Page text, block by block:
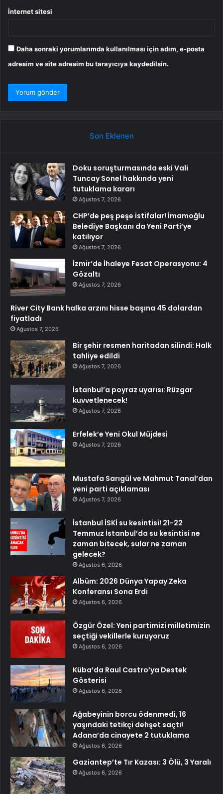
İnternet sitesi
Daha sonraki yorumlarımda kullanılması için adım, e-posta
adresim ve site adresim bu tarayıcıya kaydedilsin.
Son Eklenen
Doku soruşturmasında eski Vali
Tuncay Sonel hakkında yeni
tutuklama kararı
Ağustos 7, 2026
CHP’de peş peşe istifalar! İmamoğlu
Belediye Başkanı da Yeni Parti’ye
katılıyor
Ağustos 7, 2026
İzmir’de İhaleye Fesat Operasyonu: 4
Gözaltı
Ağustos 7, 2026
River City Bank halka arzını hisse başına 45 dolardan
fiyatladı
Ağustos 7, 2026
Bir şehir resmen haritadan silindi: Halk
tahliye edildi
Ağustos 7, 2026
İstanbul’a poyraz uyarısı: Rüzgar
kuvvetlenecek!
Ağustos 7, 2026
Erfelek’e Yeni Okul Müjdesi
Ağustos 7, 2026
Mustafa Sarıgül ve Mahmut Tanal’dan
yeni parti açıklaması
Ağustos 7, 2026
İstanbul İSKİ su kesintisi! 21-22
Temmuz İstanbul’da su kesintisi ne
zaman bitecek, sular ne zaman
gelecek?
Ağustos 6, 2026
Albüm: 2026 Dünya Yapay Zeka
Konferansı Sona Erdi
Ağustos 6, 2026
Özgür Özel: Yeni partimizi milletimizin
seçtiği vekillerle kuruyoruz
Ağustos 6, 2026
Küba’da Raul Castro’ya Destek
Gösterisi
Ağustos 6, 2026
Ağabeyinin borcu ödenmedi, 16
yaşındaki tetikçi dehşet saçtı!
Adana’da cinayete 2 tutuklama
Ağustos 6, 2026
Gaziantep’te Tır Kazası: 3 Ölü, 3 Yaralı
Ağustos 6, 2026